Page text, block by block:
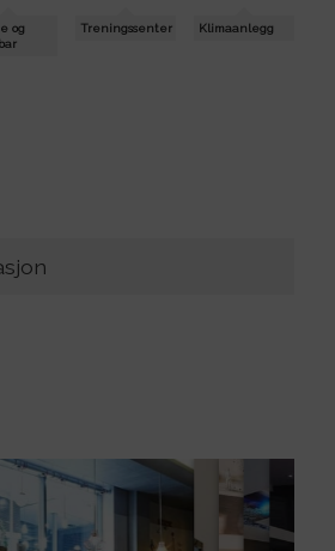
og
Treningssenter Klimaanlegg